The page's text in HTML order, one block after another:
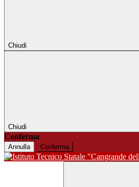
Chiudi
Chiudi
Conferma
Annulla Conferma